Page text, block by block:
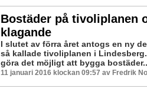
Bostäder på tivoliplanen
klagande
I slutet av förra året antogs en ny
så kallade tivoliplanen i
göra det möjligt att bygga
11 januari 2016 klockan 09:57 av Fredrik